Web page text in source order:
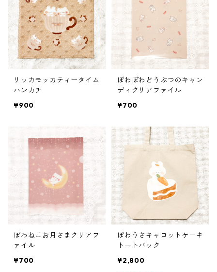
リッカモッカティータイム
ハンカチ
¥900
ぽわぽわどうぶつのキャン
ディクリアファイル
¥700
ぽわねこお月さまクリアフ
ァイル
¥700
ぽわうさキャロットケーキ
トートバック
¥2,800